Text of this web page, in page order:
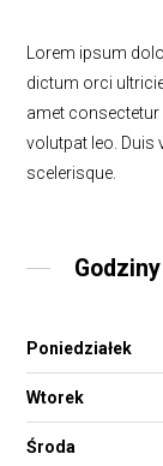
Lorem ipsum
dictum orci
amet consectetur
volutpat leo. Duis
scelerisque.
Poniedziałek
Wtorek
Środa